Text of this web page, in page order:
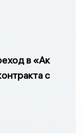
в «Ак
с